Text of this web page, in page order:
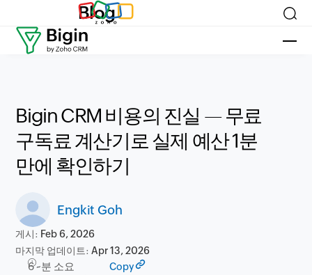
Blog
Bigin CRM 비용의 진실 — 무료
구독료 계산기로 실제 예산 1분
만에 확인하기
Engkit Goh
게시: Feb 6, 2026
마지막 업데이트:Apr 13, 2026
6 ~분 소요 Copy